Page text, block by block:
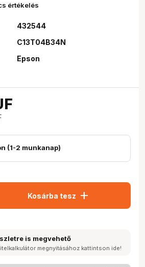
értékelés
432544
C13T04B34N
Epson
(1-2 munkanap)
Kosárba tesz add
is megvehető
megnyitásához kattintson ide!